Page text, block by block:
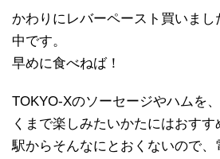
かわりにレバーペースト買いま
中です。
早めに食べねば！
TOKYO-Xのソーセージやハムを
くまで楽しみたいかたにはおすす
駅からそんなにとおくないので、